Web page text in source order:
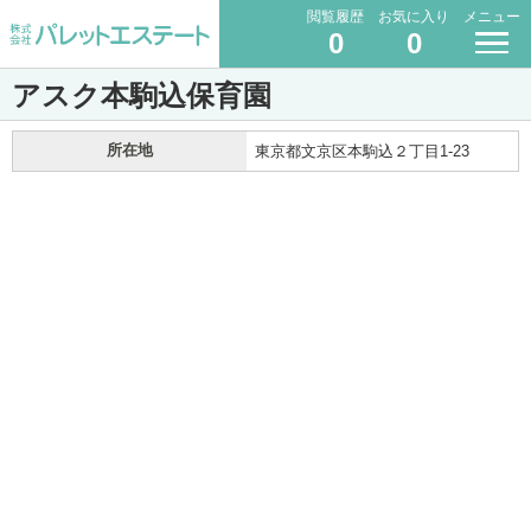
閲覧履歴
0
お気に入り
0
メニュー
アスク本駒込保育園
所在地 東京都文京区本駒込２丁目1-23